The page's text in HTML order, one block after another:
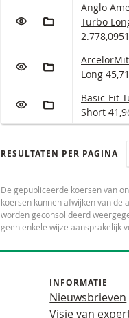
VOEG TOE AAN
AAN PORTFOLIO
Anglo
Anglo
Turbo
2.778,0951
VOEG TOE AAN
AAN PORTFOLIO
Long
VOEG TOE AAN
AAN PORTFOLIO
Basic-Fit
Basic-Fit
Short
RESULTATEN PER PAGINA
De gepubliceerde koersen van
koersen kunnen afwijken van de
worden geconsolideerd
geen enkele wijze aansprakelijk
INFORMATIE
Nieuwsbrieven
Visie van